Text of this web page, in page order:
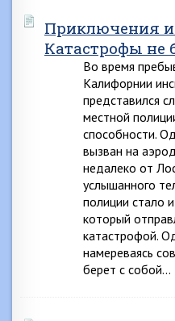
Приключения
Катастрофы не
Во время
Калифорнии
представился
местной
способности.
вызван на
недалеко от
услышанного
полиции стало
который
катастрофой.
намереваясь
берет с собой…